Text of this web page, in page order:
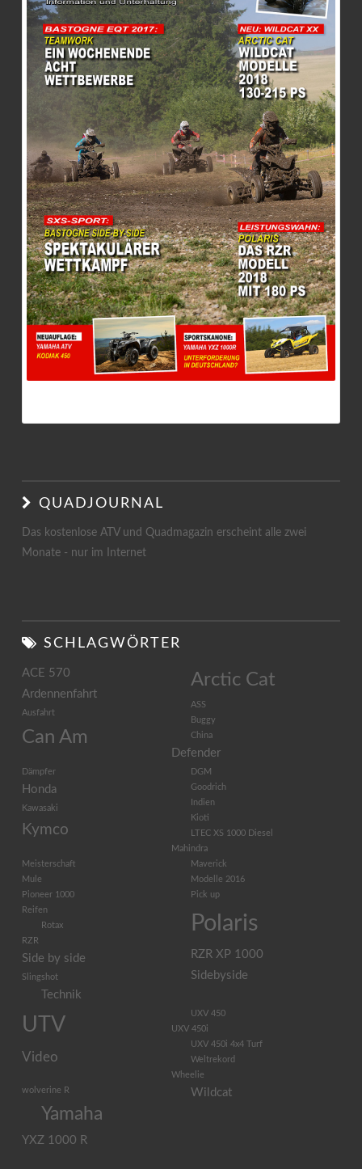
QUADJOURNAL
Das kostenlose ATV und Quadmagazin erscheint alle zwei
Monate - nur im Internet
SCHLAGWÖRTER
ACE 570 Arctic Cat
Ardennenfahrt
ASS
Ausfahrt
Buggy
Can Am China
Defender
DGM
Dämpfer
Goodrich
Honda
Indien
Kawasaki
Kioti
Kymco
LTEC XS 1000 Diesel
Mahindra
Maverick
Meisterschaft
Modelle 2016
Mule
Pick up
Pioneer 1000
Polaris
Reifen
Rotax
RZR
RZR XP 1000
Side by side
Sidebyside
Slingshot
Technik
UTV
UXV 450
UXV 450i
UXV 450i 4x4 Turf
Video
Weltrekord
Wheelie
Wildcat
wolverine R
Yamaha
YXZ 1000 R